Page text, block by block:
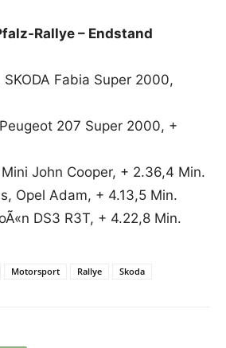
Rallye – Endstand
Fabia Super 2000,
207 Super 2000, +
John Cooper, + 2.36,4 Min.
Opel Adam, + 4.13,5 Min.
DS3 R3T, + 4.22,8 Min.
Motorsport Rallye Skoda